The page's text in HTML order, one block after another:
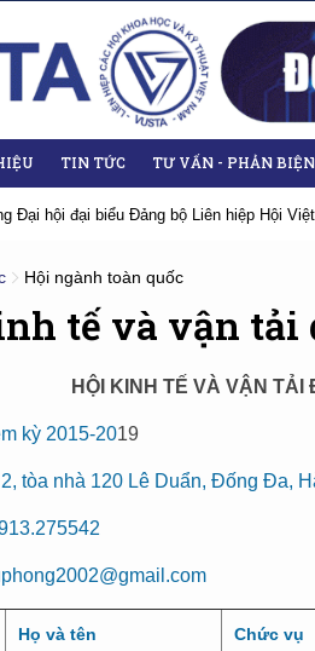
TIN TỨC TƯ VẤN - PHẢN BIỆN
Đại hội đại biểu Đảng bộ Liên hiệp Hội
Hội ngành toàn quốc
tế và vận tải
HỘI KINH TẾ VÀ VẬN
kỳ 2015-2019
tòa nhà 120 Lê Duẩn, Đống Đa,
Họ và tên Chức vụ